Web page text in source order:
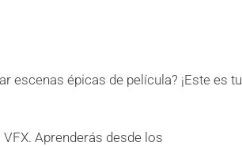
escenas épicas de película? ¡Este es tu
Aprenderás desde los